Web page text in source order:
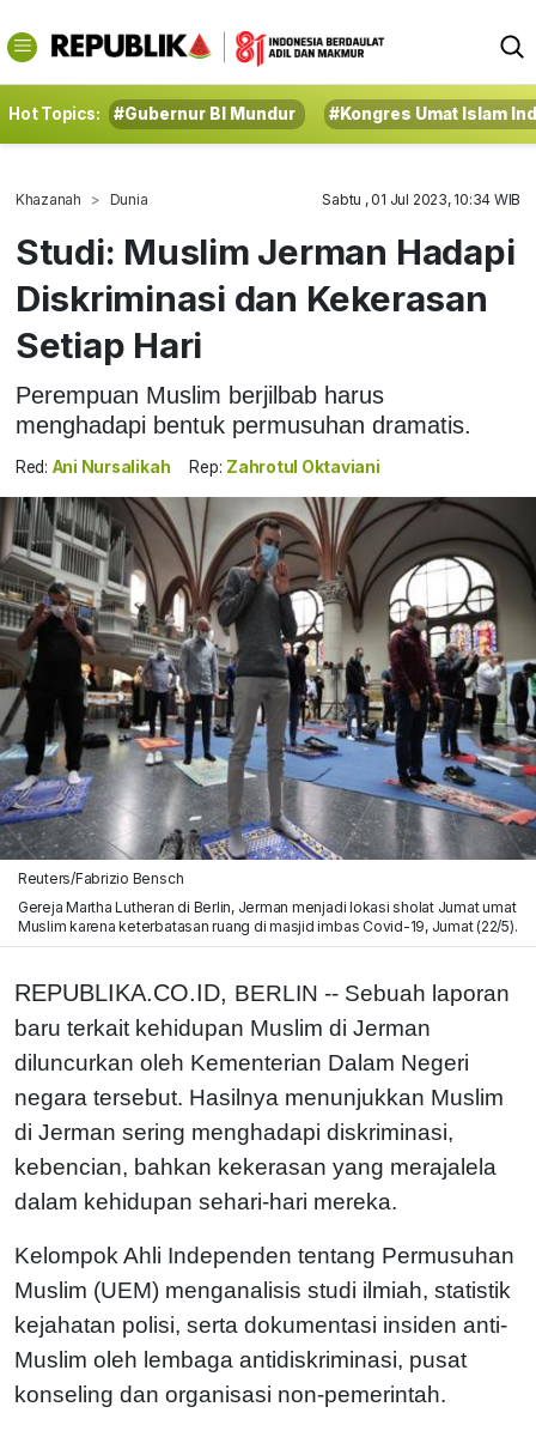
Hot Topics: #Gubernur BI Mundur #Kongres Umat Islam
Khazanah Dunia Sabtu , 01 Jul 2023, 10:34 WIB
Studi: Muslim Jerman Hadapi
Diskriminasi dan Kekerasan
Setiap Hari
Perempuan Muslim berjilbab harus
menghadapi bentuk permusuhan dramatis.
Red: Ani Nursalikah Rep: Zahrotul Oktaviani
Reuters/Fabrizio Bensch
Gereja Martha Lutheran di Berlin, Jerman menjadi lokasi sholat Jumat umat
Muslim karena keterbatasan ruang di masjid imbas Covid-19, Jumat (22/5).
REPUBLIKA.CO.ID, BERLIN -- Sebuah laporan
baru terkait kehidupan Muslim di Jerman
diluncurkan oleh Kementerian Dalam Negeri
negara tersebut. Hasilnya menunjukkan Muslim
di Jerman sering menghadapi diskriminasi,
kebencian, bahkan kekerasan yang merajalela
dalam kehidupan sehari-hari mereka.
Kelompok Ahli Independen tentang Permusuhan
Muslim (UEM) menganalisis studi ilmiah, statistik
kejahatan polisi, serta dokumentasi insiden anti-
Muslim oleh lembaga antidiskriminasi, pusat
konseling dan organisasi non-pemerintah.